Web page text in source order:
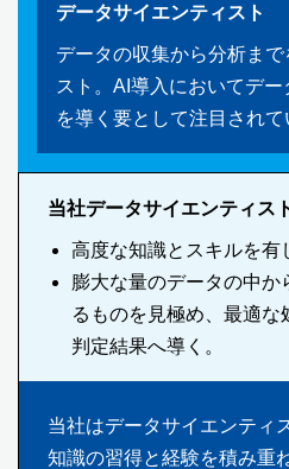
データサイエンティスト
データの収集から分析ま
スト。AI導入においてデー
を導く要として注目されて
当社データサイエンティス
高度な知識とスキルを有
膨大な量のデータの中か
るものを見極め、最適な
判定結果へ導く。
当社はデータサイエンティ
知識の習得と経験を積み重